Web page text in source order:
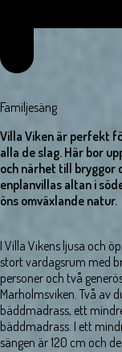
Familjesäng
Villa Viken är perfekt
alla de slag. Här bor
och närhet till bryggor
enplanvillas altan i
öns omväxlande natur.
I Villa Vikens ljusa och
stort vardagsrum med
personer och två
Marholmsviken. Två av
bäddmadrass, ett
bäddmadrass. I ett
sängen är 120 cm och